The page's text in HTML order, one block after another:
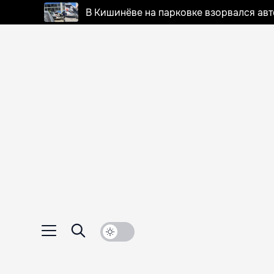
В Кишинёве на парковке взорвался